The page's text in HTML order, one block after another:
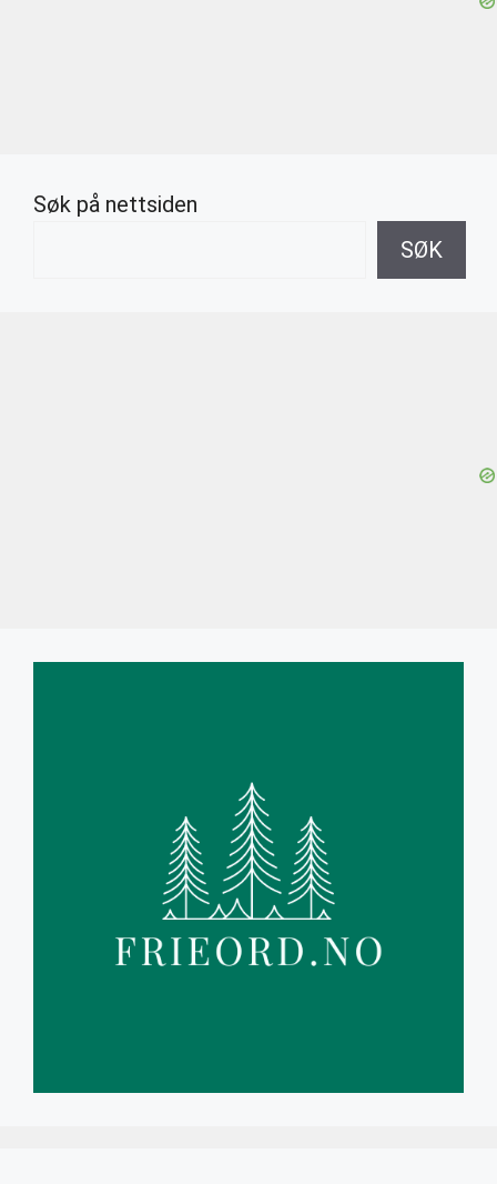
Søk på nettsiden
SØK